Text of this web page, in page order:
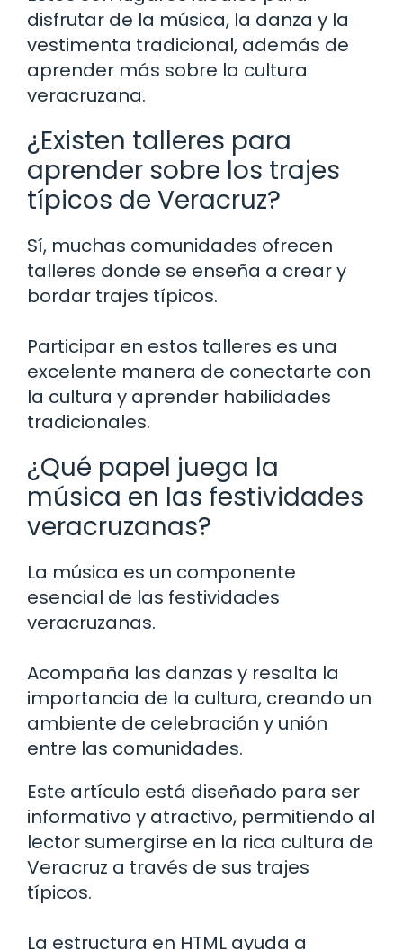
disfrutar de la música, la danza y la
vestimenta tradicional, además de
aprender más sobre la cultura
veracruzana.
¿Existen talleres para
aprender sobre los trajes
típicos de Veracruz?
Sí, muchas comunidades ofrecen
talleres donde se enseña a crear y
bordar trajes típicos.
Participar en estos talleres es una
excelente manera de conectarte con
la cultura y aprender habilidades
tradicionales.
¿Qué papel juega la
música en las festividades
veracruzanas?
La música es un componente
esencial de las festividades
veracruzanas.
Acompaña las danzas y resalta la
importancia de la cultura, creando un
ambiente de celebración y unión
entre las comunidades.
Este artículo está diseñado para ser
informativo y atractivo, permitiendo al
lector sumergirse en la rica cultura de
Veracruz a través de sus trajes
típicos.
La estructura en HTML ayuda a